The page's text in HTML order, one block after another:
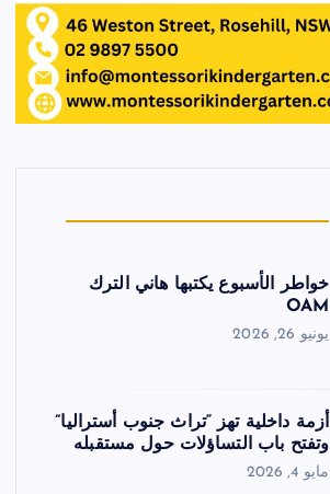
خواطر الأسبوع يكتبها هاني الترك
OAM
يونيو 26, 2026
أزمة داخلية تهز “تراث جنوب أستراليا”
وتفتح باب التساؤلات حول مستقبله
مايو 4, 2026